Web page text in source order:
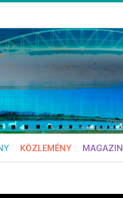
KÖZLEMÉNY MAGAZIN